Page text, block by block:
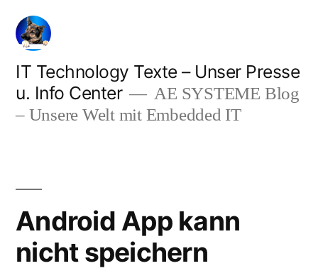
Zum
Inhalt
springen
IT Technology Texte – Unser Presse
u. Info Center
AE SYSTEME Blog
– Unsere Welt mit Embedded IT
Android App kann
nicht speichern